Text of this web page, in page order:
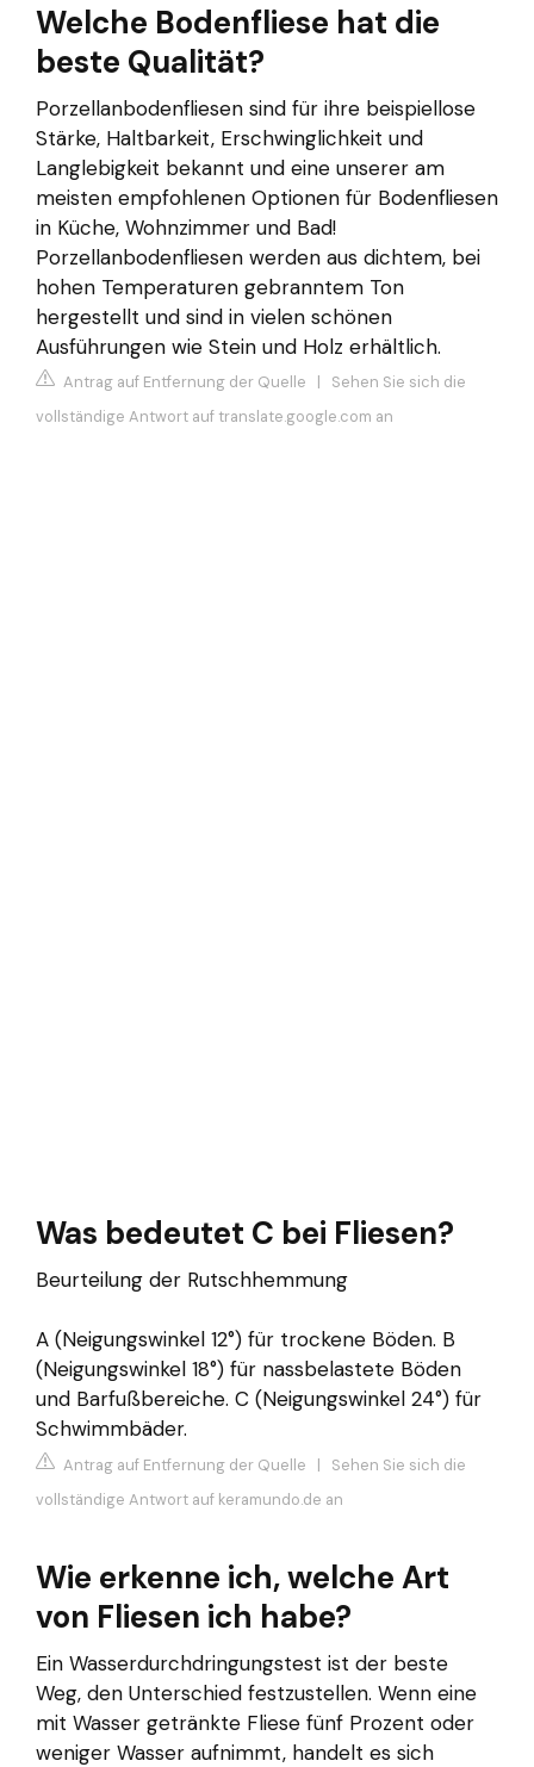
Welche Bodenfliese hat die
beste Qualität?
Porzellanbodenfliesen sind für ihre beispiellose
Stärke, Haltbarkeit, Erschwinglichkeit und
Langlebigkeit bekannt und eine unserer am
meisten empfohlenen Optionen für Bodenfliesen
in Küche, Wohnzimmer und Bad!
Porzellanbodenfliesen werden aus dichtem, bei
hohen Temperaturen gebranntem Ton
hergestellt und sind in vielen schönen
Ausführungen wie Stein und Holz erhältlich.
Antrag auf Entfernung der Quelle | Sehen Sie sich die
vollständige Antwort auf translate.google.com an
Was bedeutet C bei Fliesen?
Beurteilung der Rutschhemmung
A (Neigungswinkel 12°) für trockene Böden. B
(Neigungswinkel 18°) für nassbelastete Böden
und Barfußbereiche. C (Neigungswinkel 24°) für
Schwimmbäder.
Antrag auf Entfernung der Quelle | Sehen Sie sich die
vollständige Antwort auf keramundo.de an
Wie erkenne ich, welche Art
von Fliesen ich habe?
Ein Wasserdurchdringungstest ist der beste
Weg, den Unterschied festzustellen. Wenn eine
mit Wasser getränkte Fliese fünf Prozent oder
weniger Wasser aufnimmt, handelt es sich